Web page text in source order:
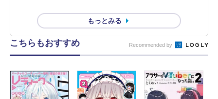
もっとみる
こちらもおすすめ Recommended by